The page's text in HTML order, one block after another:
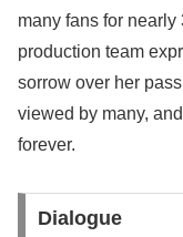
many fans for nearly
production team
sorrow over her
viewed by many,
forever.
Dialogue